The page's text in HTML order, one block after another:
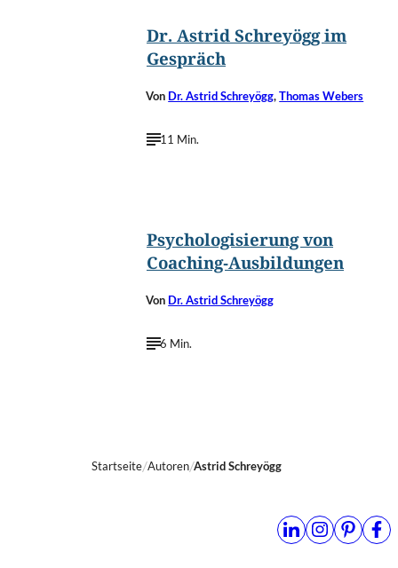
Dr. Astrid Schreyögg im
Gespräch
Von Dr. Astrid Schreyögg,Thomas Webers
11 Min.
Psychologisierung von
Coaching-Ausbildungen
Von Dr. Astrid Schreyögg
6 Min.
Startseite Autoren Astrid Schreyögg